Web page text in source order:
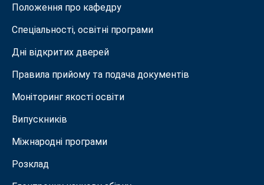
Положення про кафедру
Спеціальності, освітні програми
Дні відкритих дверей
Правила прийому та подача документiв
Моніторинг якості освіти
Випускників
Міжнародні програми
Розклад